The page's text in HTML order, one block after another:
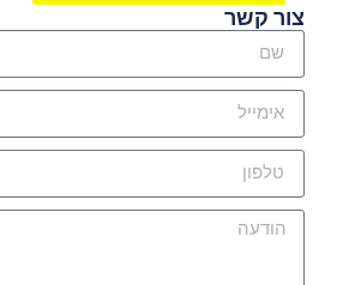
צור קשר